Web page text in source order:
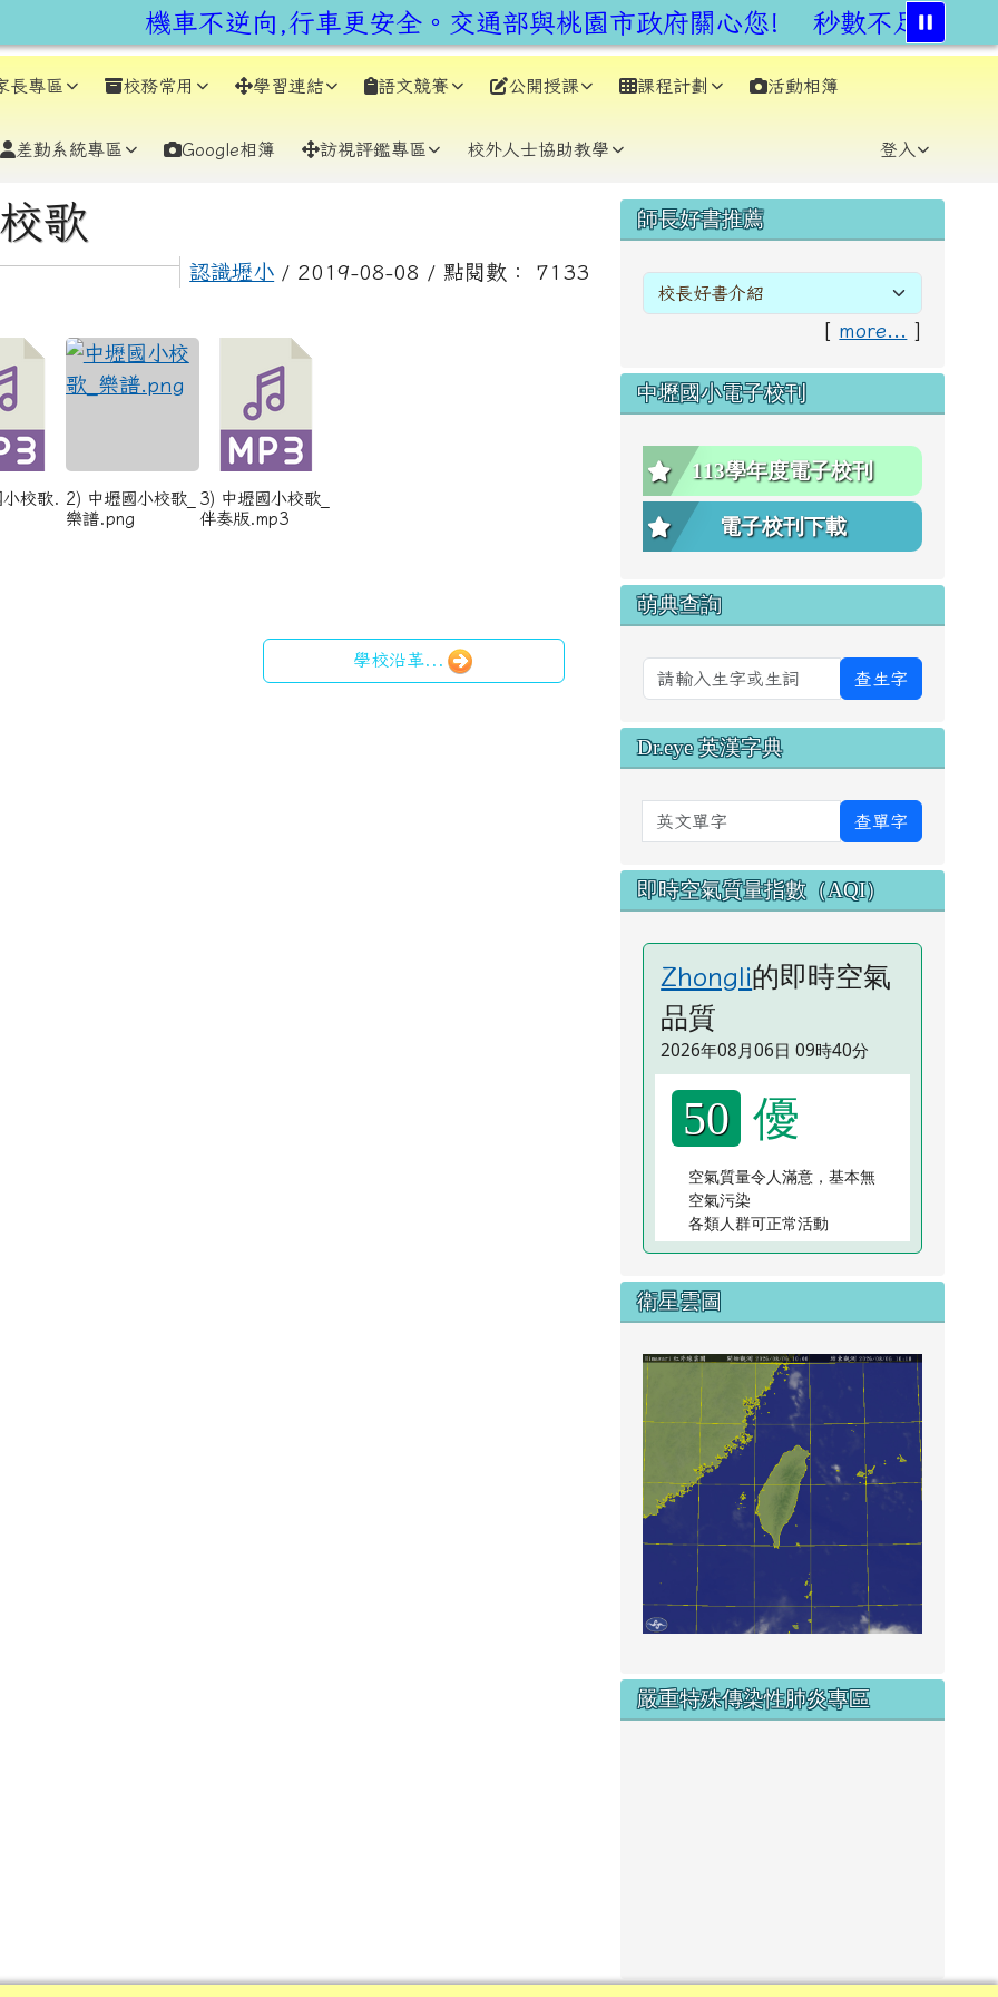
機車不逆向,行車更安全。交通部與桃園市政府關心您! 秒數不足不強
長專區 校務常用 學習連結 語文競賽 公開授課 課程計劃 活動相簿
差勤系統專區 Google相簿 訪視評鑑專區 校外人士協助教學 登入
區域
歌
認識壢小 / 2019-08-08 / 點閱數： 7133
校歌.
2) 中壢國小校歌_
樂譜.png
3) 中壢國小校歌_
伴奏版.mp3
學校沿革...
右邊區域內容
師長好書推薦
[ more... ]
中壢國小電子校刊
113學年度電子校刊
電子校刊下載
萌典查詢
查生字
Dr.eye 英漢字典
英文單字 查單字
即時空氣質量指數（AQI）
Zhongli的即時空氣
品質
2026年08月06日 09時40分
50 優
空氣質量令人滿意，基本無
空氣污染
各類人群可正常活動
衛星雲圖
link to
嚴重特殊傳染性肺炎專區